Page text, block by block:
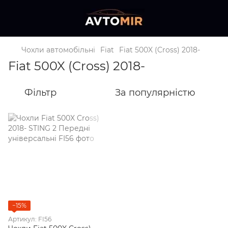
Чохли автомобільні Fiat Fiat 500X (Cross) 2018-
Fiat 500X (Cross) 2018-
Фільтр За популярністю
−15%
Артикул: FI56